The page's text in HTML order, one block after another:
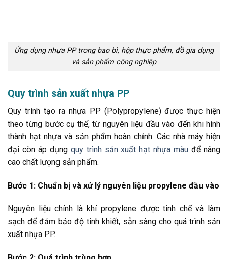
Ứng dụng nhựa PP trong bao bì, hộp thực phẩm, đồ gia dụng
và sản phẩm công nghiệp
Quy trình sản xuất nhựa PP
Quy trình tạo ra nhựa PP (Polypropylene) được thực hiện
theo từng bước cụ thể, từ nguyên liệu đầu vào đến khi hình
thành hạt nhựa và sản phẩm hoàn chỉnh. Các nhà máy hiện
đại còn áp dụng quy trình sản xuất hạt nhựa màu để nâng
cao chất lượng sản phẩm.
Bước 1: Chuẩn bị và xử lý nguyên liệu propylene đầu vào
Nguyên liệu chính là khí propylene được tinh chế và làm
sạch để đảm bảo độ tinh khiết, sẵn sàng cho quá trình sản
xuất nhựa PP.